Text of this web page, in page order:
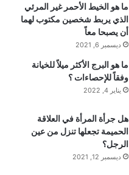
ما هو الخيط الأحمر غير المرئي
الذي يربط شخصين مكتوب لهما
أن يصبحا معاً
ديسمبر 6, 2021
ما هو البرج الأكثر ميلاً للخيانة
وفقاً للإحصاءات ؟
يناير 4, 2022
هل جرأة المرأة في العلاقة
الحميمة تجعلها تنزل من عين
الرجل؟
ديسمبر 12, 2021